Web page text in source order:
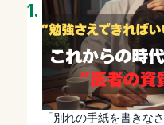
1.
「別れの手紙を書きな